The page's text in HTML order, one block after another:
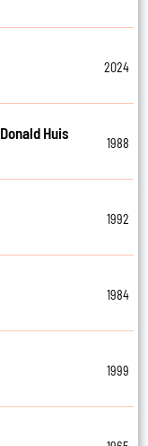
2024
Huis
1988
1992
1984
1999